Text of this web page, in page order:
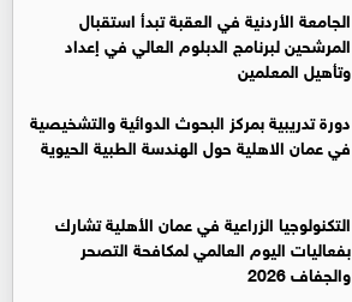
الجامعة الأردنية في العقبة تبدأ استقبال
المرشحين لبرنامج الدبلوم العالي في إعداد
وتأهيل المعلمين
دورة تدريبية بمركز البحوث الدوائية والتشخيصية
في عمان الاهلية حول الهندسة الطبية الحيوية
التكنولوجيا الزراعية في عمان الأهلية تشارك
بفعاليات اليوم العالمي لمكافحة التصحر
والجفاف 2026